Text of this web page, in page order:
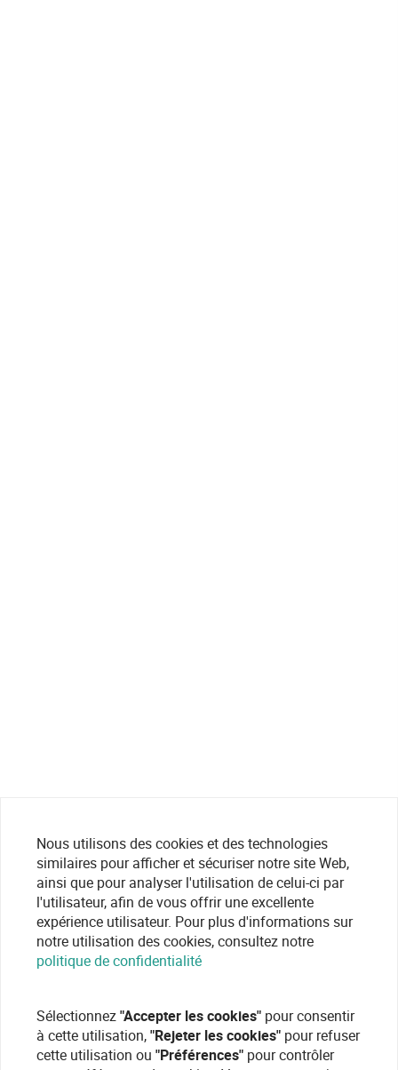
Nous utilisons des cookies et des technologies
similaires pour afficher et sécuriser notre site Web,
ainsi que pour analyser l'utilisation de celui-ci par
l'utilisateur, afin de vous offrir une excellente
expérience utilisateur. Pour plus d'informations sur
notre utilisation des cookies, consultez notre
politique de confidentialité
Sélectionnez"Accepter les cookies" pour consentir
à cette utilisation,"Rejeter les cookies" pour refuser
cette utilisation ou "Préférences" pour contrôler